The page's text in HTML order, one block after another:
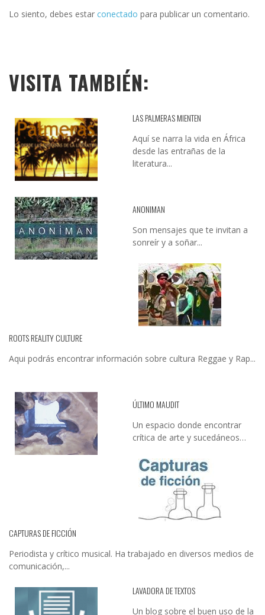
Lo siento, debes estar conectado para publicar un comentario.
VISITA TAMBIÉN:
LAS PALMERAS MIENTEN
Aquí se narra la vida en África
desde las entrañas de la
literatura...
ANONIMAN
Son mensajes que te invitan a
sonreír y a soñar...
ROOTS REALITY CULTURE
Aqui podrás encontrar información sobre cultura Reggae y Rap...
ÚLTIMO MAUDIT
Un espacio donde encontrar
crítica de arte y sucedáneos…
CAPTURAS DE FICCIÓN
Periodista y crítico musical. Ha trabajado en diversos medios de
comunicación,...
LAVADORA DE TEXTOS
Un blog sobre el buen uso de la